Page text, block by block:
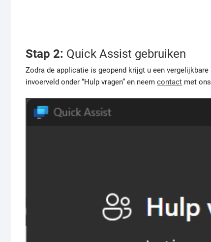
Stap 2: Quick Assist gebruiken
Zodra de applicatie is geopend krijgt u een
invoerveld onder “Hulp vragen” en neem contact met